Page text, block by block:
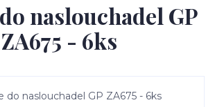
naslouchadel GP
ZA675 - 6ks